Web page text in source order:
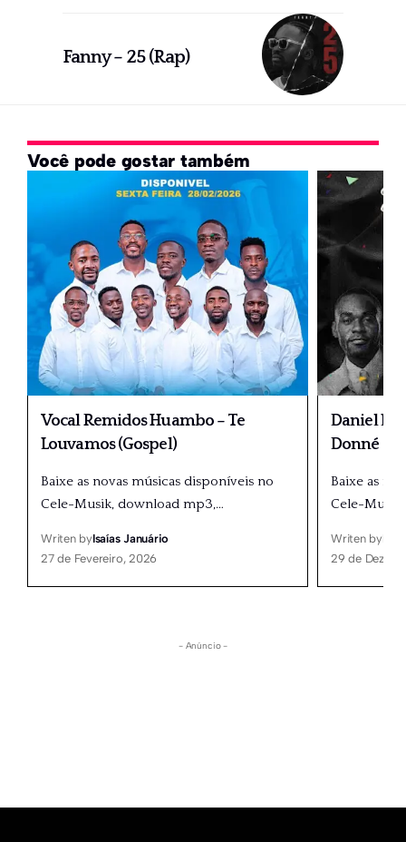
Fanny – 25 (Rap)
Você pode gostar também
Vocal Remidos Huambo – Te
Louvamos (Gospel)
Baixe as novas músicas disponíveis no
Cele-Musik, download mp3,…
Writen byIsaías Januário
27 de Fevereiro, 2026
Daniel
Donné
Baixe as
Cele-
Writen by
29 de
- Anúncio -